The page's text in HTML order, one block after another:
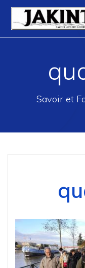
Savoir et